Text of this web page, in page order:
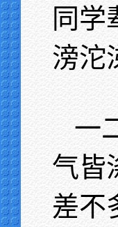
同学
滂沱
一
气皆
差不